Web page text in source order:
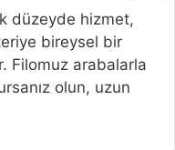
düzeyde hizmet,
bireysel bir
Filomuz arabalarla
olun, uzun